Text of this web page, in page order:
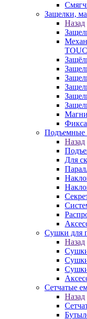
Защелки,
Назад
Подъемные
Назад
Для
Сушки для
Назад
Сетчатые
Назад